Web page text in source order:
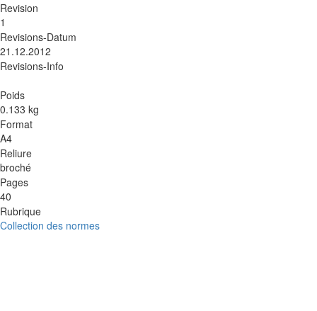
Revision
1
Revisions-Datum
21.12.2012
Revisions-Info
Poids
0.133 kg
Format
A4
Reliure
broché
Pages
40
Rubrique
Collection des normes